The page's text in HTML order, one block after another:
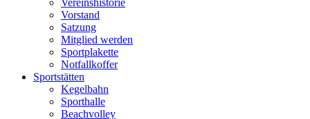
Vorstand
Satzung
Mitglied werden
Sportplakette
Notfallkoffer
Sportstätten
Kegelbahn
Sporthalle
Beachvolley